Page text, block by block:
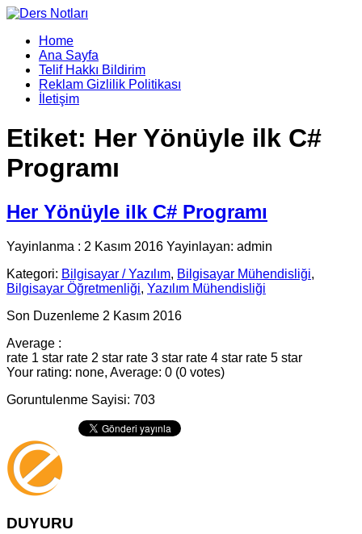
Home
Ana Sayfa
Telif Hakkı Bildirim
Reklam Gizlilik Politikası
İletişim
Etiket: Her Yönüyle ilk C#
Programı
Her Yönüyle ilk C# Programı
Yayinlanma : 2 Kasım 2016 Yayinlayan: admin
Kategori: Bilgisayar / Yazılım, Bilgisayar Mühendisliği,
Bilgisayar Öğretmenliği, Yazılım Mühendisliği
Son Duzenleme 2 Kasım 2016
Average :
rate 1 star rate 2 star rate 3 star rate 4 star rate 5 star
Your rating: none, Average: 0 (0 votes)
Goruntulenme Sayisi: 703
DUYURU